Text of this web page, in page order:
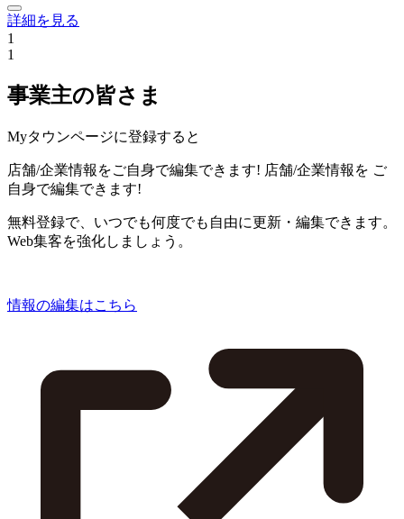
詳細を見る
1
1
事業主の皆さま
Myタウンページに登録すると
店舗/企業情報をご自身で編集できます! 店舗/企業情報を ご
自身で編集できます!
無料登録で、いつでも何度でも自由に更新・編集できます。
Web集客を強化しましょう。
情報の編集はこちら